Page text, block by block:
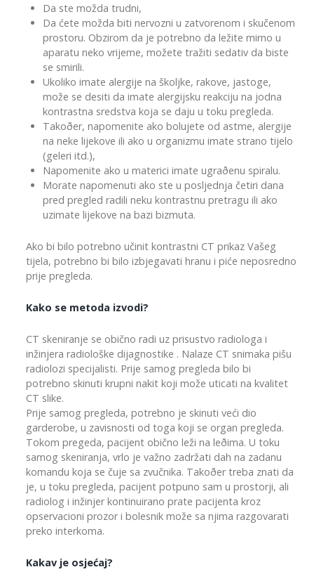
Da ste možda trudni,
Da ćete možda biti nervozni u zatvorenom i skučenom
prostoru. Obzirom da je potrebno da ležite mirno u
aparatu neko vrijeme, možete tražiti sedativ da biste
se smirili.
Ukoliko imate alergije na školjke, rakove, jastoge,
može se desiti da imate alergijsku reakciju na jodna
kontrastna sredstva koja se daju u toku pregleda.
Takoðer, napomenite ako bolujete od astme, alergije
na neke lijekove ili ako u organizmu imate strano tijelo
(geleri itd.),
Napomenite ako u materici imate ugraðenu spiralu.
Morate napomenuti ako ste u posljednja četiri dana
pred pregled radili neku kontrastnu pretragu ili ako
uzimate lijekove na bazi bizmuta.
Ako bi bilo potrebno učinit kontrastni CT prikaz Vašeg
tijela, potrebno bi bilo izbjegavati hranu i piće neposredno
prije pregleda.
Kako se metoda izvodi?
CT skeniranje se obično radi uz prisustvo radiologa i
inžinjera radiološke dijagnostike . Nalaze CT snimaka pišu
radiolozi specijalisti. Prije samog pregleda bilo bi
potrebno skinuti krupni nakit koji može uticati na kvalitet
CT slike.
Prije samog pregleda, potrebno je skinuti veći dio
garderobe, u zavisnosti od toga koji se organ pregleda.
Tokom pregeda, pacijent obično leži na leðima. U toku
samog skeniranja, vrlo je važno zadržati dah na zadanu
komandu koja se čuje sa zvučnika. Takoðer treba znati da
je, u toku pregleda, pacijent potpuno sam u prostorji, ali
radiolog i inžinjer kontinuirano prate pacijenta kroz
opservacioni prozor i bolesnik može sa njima razgovarati
preko interkoma.
Kakav je osjećaj?